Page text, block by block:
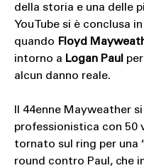
della storia e una delle
YouTube si è conclusa
quando Floyd
intorno a Logan Paul
alcun danno reale.
Il 44enne Mayweather
professionistica con 50
tornato sul ring per
round contro Paul, che